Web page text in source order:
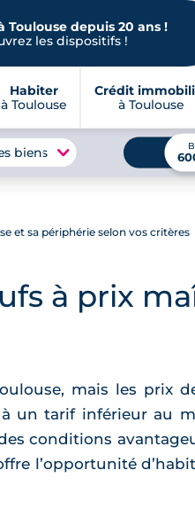
Toulouse depuis 20 ans !
les dispositifs !
Habiter
à Toulouse
Crédit
à Toulouse
biens
et sa périphérie selon vos critères
à prix
mais les prix
un tarif inférieur au
conditions
l’opportunité